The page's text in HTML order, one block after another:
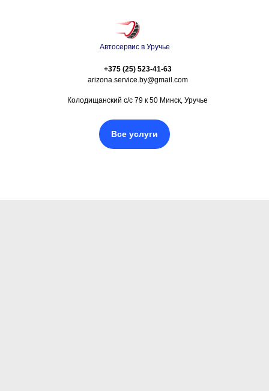
Автосервис в Уручье
+375 (25) 523-41-63
arizona.service.by@gmail.com
Колодищанский с/с 79 к 50 Минск, Уручье
Все услуги